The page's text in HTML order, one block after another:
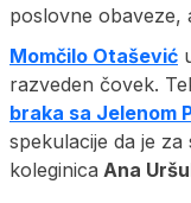
poslovne
Momčilo Otašević
razveden čovek.
braka sa Jelenom
spekulacije da je
koleginica Ana